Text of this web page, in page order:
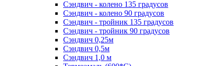
Сэндвич - колено 135 градусов
Сэндвич - колено 90 градусов
Сэндвич - тройник 135 градусов
Сэндвич - тройник 90 градусов
Сэндвич 0,25м
Сэндвич 0,5м
Сэндвич 1,0 м